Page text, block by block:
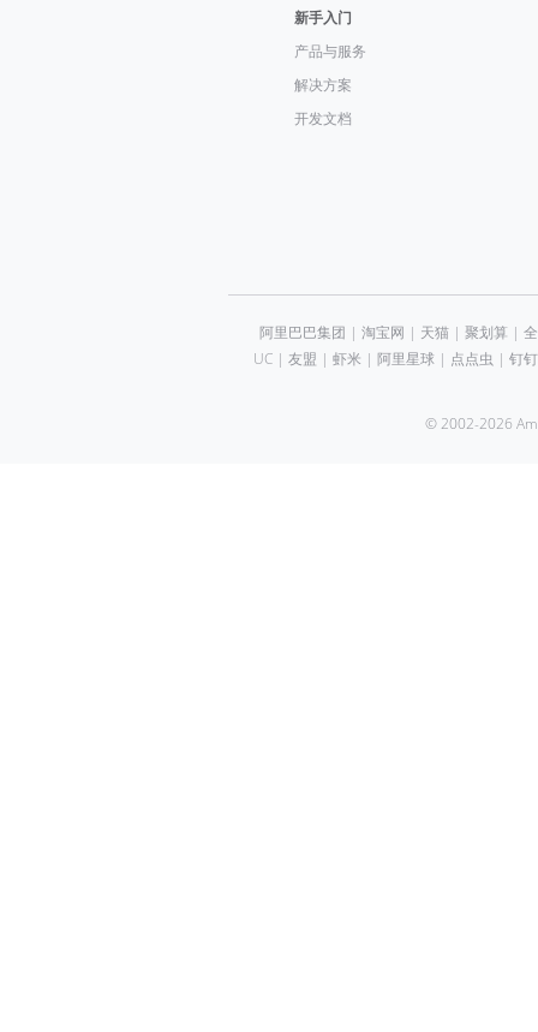
新手入门
产品与服务
解决方案
开发文档
阿里巴巴集团 | 淘宝网 | 天猫| 聚划算 |
UC| 友盟 | 虾米 | 阿里星球| 点点虫 | 钉钉
© 2002-2026